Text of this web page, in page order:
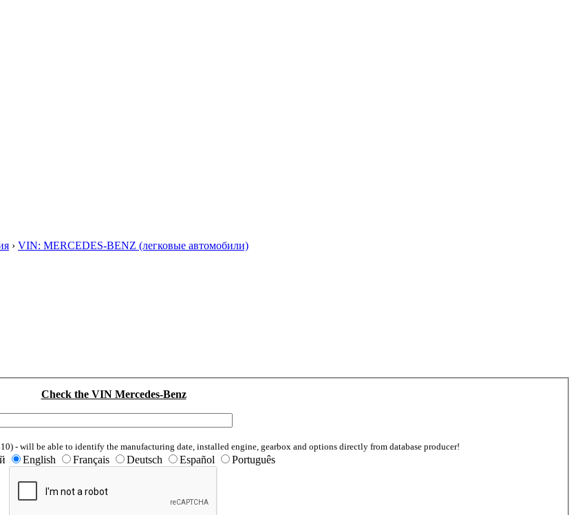
› VIN: MERCEDES-BENZ (легковые автомобили)
Check the VIN Mercedes-Benz
- will be able to identify the manufacturing date, installed engine, gearbox and options directly from database producer!
English Français Deutsch Español Português